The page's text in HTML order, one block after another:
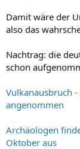
Damit wäre der
also das
Nachtrag: die
schon
Vulkanausbruch
angenommen
Archäologen
Oktober aus